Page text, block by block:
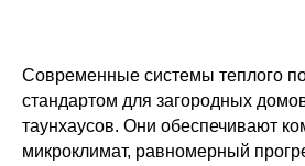
Современные системы теплого
стандартом для загородных
таунхаусов. Они обеспечивают
микроклимат, равномерный